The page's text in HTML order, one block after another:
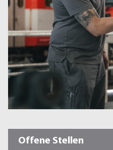
Offene Stellen